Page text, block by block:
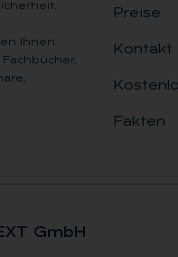
Ihnen
Preise
Kontakt
Fakten
GmbH